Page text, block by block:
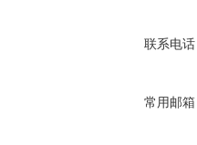
联系电话
常用邮箱